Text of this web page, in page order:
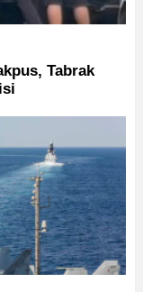
Tabrak